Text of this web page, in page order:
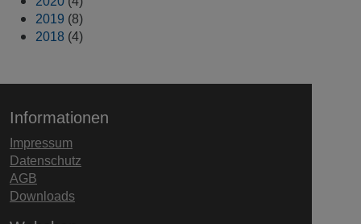
2019 (8)
2018 (4)
Informationen
Impressum
Datenschutz
AGB
Downloads